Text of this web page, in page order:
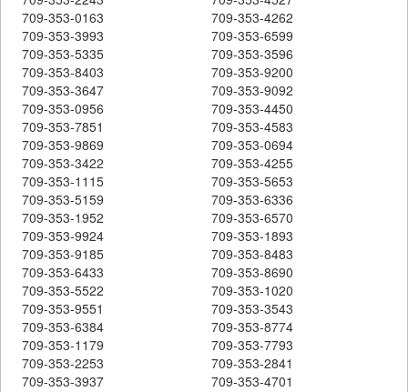
709-353-0163
709-353-4262
709-353-3993
709-353-6599
709-353-5335
709-353-3596
709-353-8403
709-353-9200
709-353-3647
709-353-9092
709-353-0956
709-353-4450
709-353-7851
709-353-4583
709-353-9869
709-353-0694
709-353-3422
709-353-4255
709-353-1115
709-353-5653
709-353-5159
709-353-6336
709-353-1952
709-353-6570
709-353-9924
709-353-1893
709-353-9185
709-353-8483
709-353-6433
709-353-8690
709-353-5522
709-353-1020
709-353-9551
709-353-3543
709-353-6384
709-353-8774
709-353-1179
709-353-7793
709-353-2253
709-353-2841
709-353-3937
709-353-4701